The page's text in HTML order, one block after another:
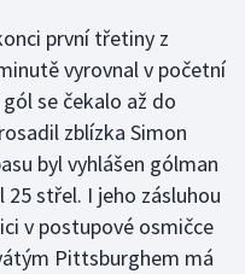
první třetiny z
vyrovnal v početní
se čekalo až do
zblízka Simon
byl vyhlášen gólman
střel. I jeho zásluhou
v postupové osmičce
Pittsburghem má